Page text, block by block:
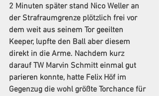
2 Minuten später stand Nico Weller an
der Strafraumgrenze plötzlich frei vor
dem weit aus seinem Tor geeilten
Keeper, lupfte den Ball aber diesem
direkt in die Arme. Nachdem kurz
darauf TW Marvin Schmitt einmal gut
parieren konnte, hatte Felix Höf im
Gegenzug die wohl größte Torchance für